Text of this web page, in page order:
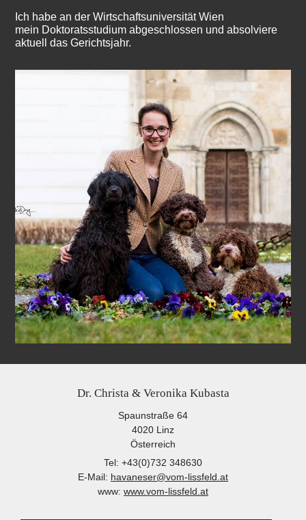
Ich habe an der Wirtschaftsuniversität Wien
mein Doktoratsstudium abgeschlossen und absolviere
aktuell das Gerichtsjahr.
Dr. Christa & Veronika Kubasta
Spaunstraße 64
4020 Linz
Österreich
Tel: +43(0)732 348630
E-Mail: havaneser@vom-lissfeld.at
www: www.vom-lissfeld.at